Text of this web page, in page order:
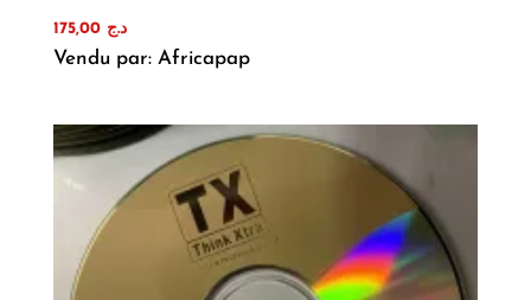
د.ج 175,00
Vendu par: Africapap